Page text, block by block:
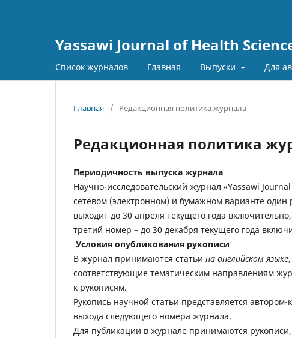
Yassawi Journal of Health
Список журналов Главная Выпуски Для
Главная / Редакционная политика журнала
Редакционная политика
Периодичность выпуска журнала
Научно-исследовательский журнал «Yassawi
сетевом (электронном) и бумажном варианте
выходит до 30 апреля текущего года
третий номер – до 30 декабря текущего года
Условия опубликования рукописи
В журнал принимаются статьи на английском языке
соответствующие тематическим направлениям
к рукописям.
Рукопись научной статьи представляется
выхода следующего номера журнала.
Для публикации в журнале принимаются